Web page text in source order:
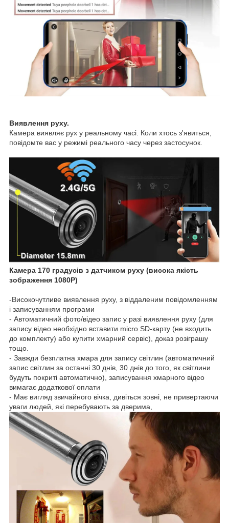
Виявлення руху.
Камера виявляє рух у реальному часі. Коли хтось з'явиться,
повідомте вас у режимі реального часу через застосунок.
Камера 170 градусів з датчиком руху (висока якість
зображення 1080P)
-Високочутливе виявлення руху, з віддаленим повідомленням
і записуванням програми
- Автоматичний фото/відео запис у разі виявлення руху (для
запису відео необхідно вставити micro SD-карту (не входить
до комплекту) або купити хмарний сервіс), доказ розіграшу
тощо.
- Завжди безплатна хмара для запису світлин (автоматичний
запис світлин за останні 30 днів, 30 днів до того, як світлини
будуть покриті автоматично), записування хмарного відео
вимагає додаткової оплати
- Має вигляд звичайного вічка, дивіться зовні, не привертаючи
уваги людей, які перебувають за дверима,